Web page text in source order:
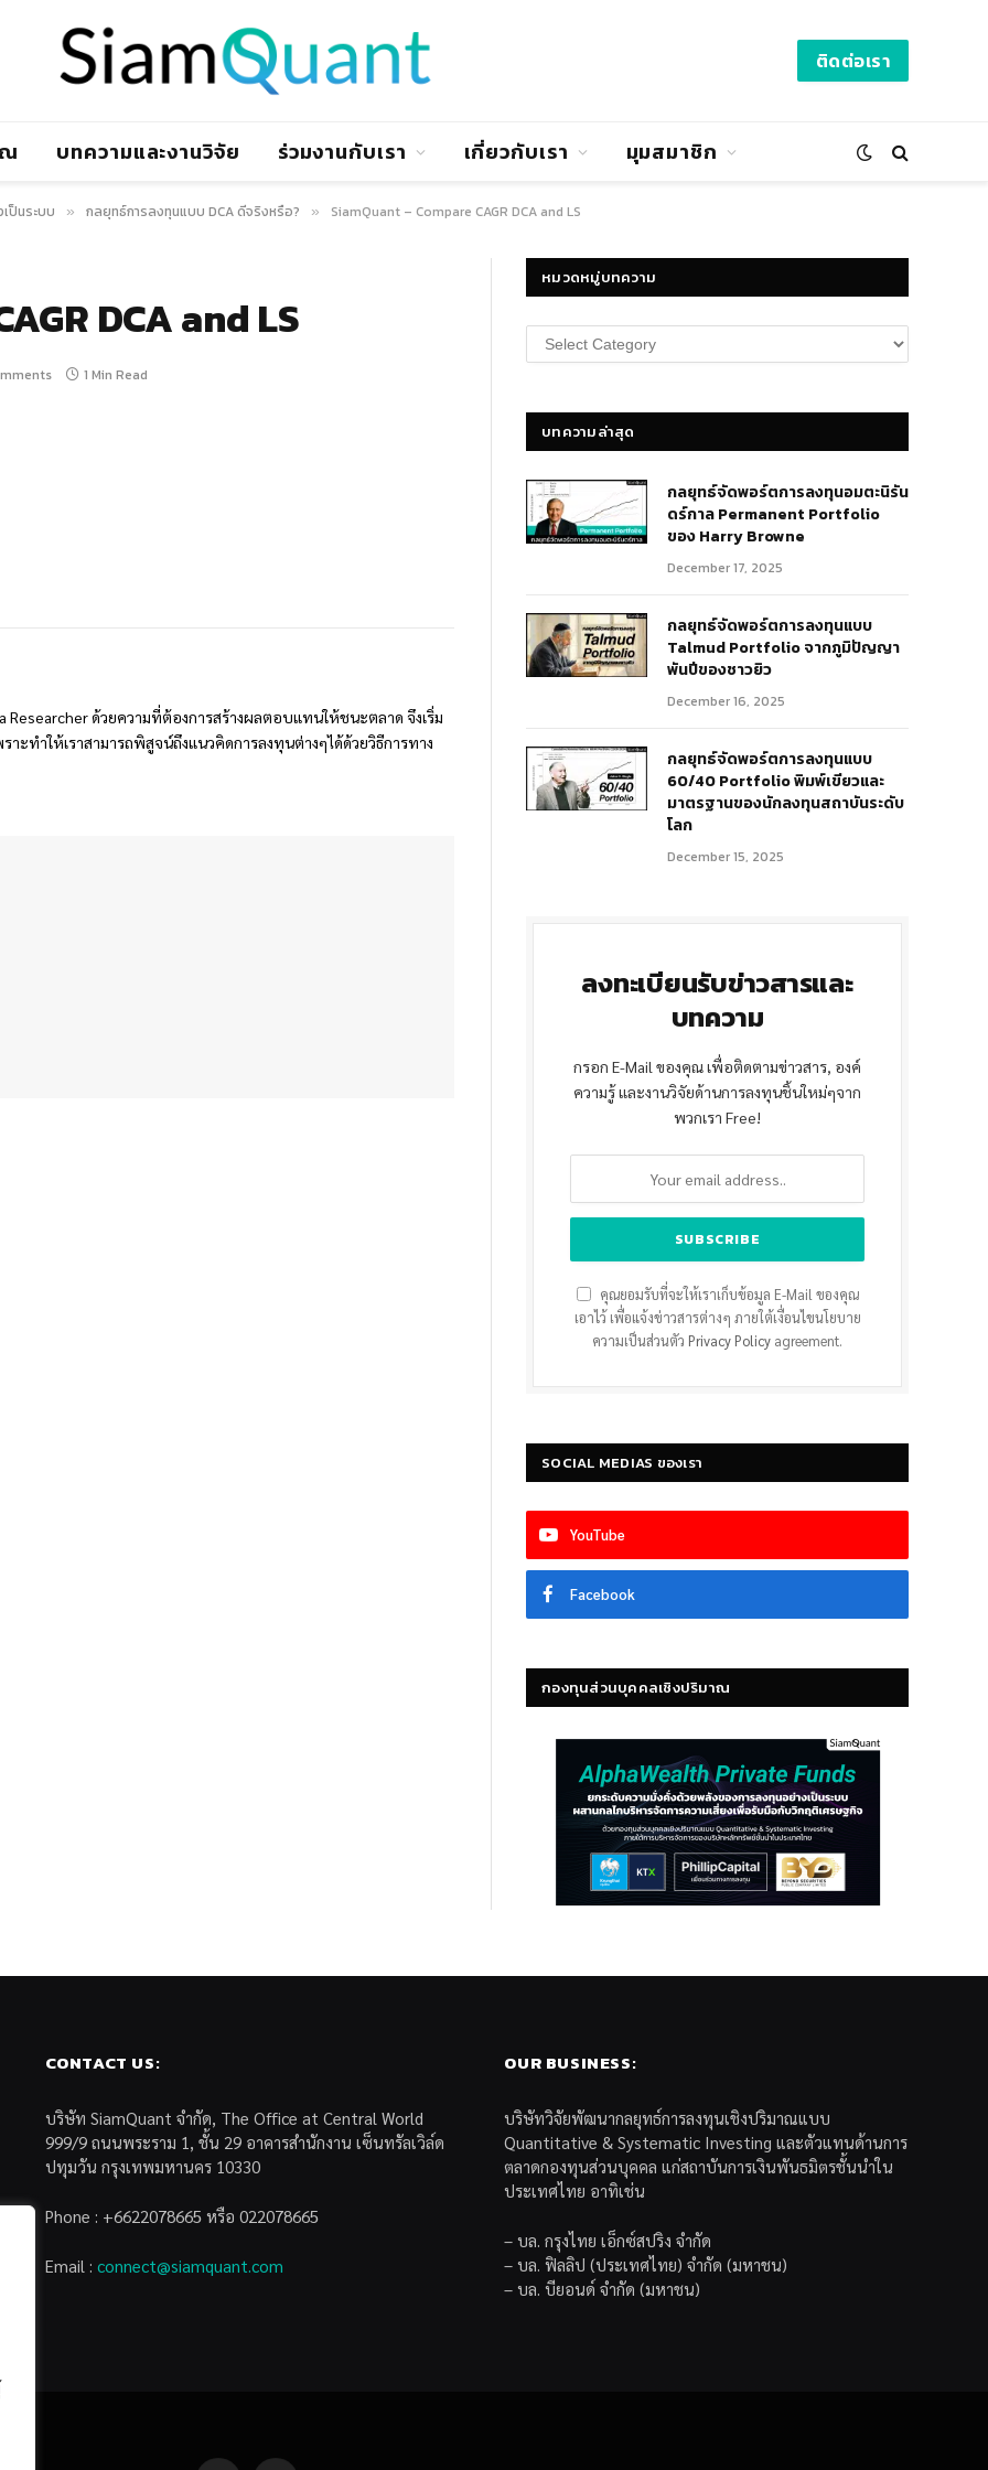
ติดต่อเรา
บทความและงานวิจัย ร่วมงานกับเรา เกี่ยวกับเรา มุมสมาชิก
ป็นระบบ » กลยุทธ์การลงทุนแบบ DCA ดีจริงหรือ? » SiamQuant – Compare CAGR DCA and LS
DCA and LS
1 Min Read
Researcher ด้วยความที่ต้องการสร้างผลตอบแทนให้ชนะตลาด จึงเริ่ม
ะทำให้เราสามารถพิสูจน์ถึงแนวคิดการลงทุนต่างๆได้ด้วยวิธีการทาง
หมวดหมู่บทความ
หมวด
หมู่
บทความล่าสุด
กลยุทธ์​จัดพอร์ตการลงทุนอมตะนิรัน
ดร์กาล Permanent Portfolio
ของ Harry Browne
December 17, 2025
กลยุทธ์จัดพอร์ตการลงทุนแบบ
Talmud Portfolio จากภูมิปัญญา
พันปีของชาวยิว
December 16, 2025
กลยุทธ์จัดพอร์ตการลงทุนแบบ
60/40 Portfolio พิมพ์เขียวและ
มาตรฐานของนักลงทุนสถาบันระดับ
โลก
December 15, 2025
ลงทะเบียนรับข่าวสารและ
บทความ
กรอก E-Mail ของคุณ เพื่อติดตามข่าวสาร, องค์
ความรู้ และงานวิจัยด้านการลงทุนชิ้นใหม่ๆจาก
พวกเรา Free!
คุณยอมรับที่จะให้เราเก็บข้อมูล E-Mail ของคุณ
เอาไว้ เพื่อแจ้งข่าวสารต่างๆ ภายใต้เงื่อนไขนโยบาย
ความเป็นส่วนตัว Privacy Policy agreement.
SOCIAL MEDIAS ของเรา
YouTube
Facebook
กองทุนส่วนบุคคลเชิงปริมาณ
CONTACT US:
บริษัท SiamQuant จำกัด, The Office at Central World
999/9 ถนนพระราม 1, ชั้น 29 อาคารสำนักงาน เซ็นทรัลเวิล์ด
ปทุมวัน กรุงเทพมหานคร 10330
Phone : +6622078665 หรือ 022078665
Email : connect@siamquant.com
OUR BUSINESS:
บริษัทวิจัยพัฒนากลยุทธ์การลงทุนเชิงปริมาณแบบ
Quantitative & Systematic Investing และตัวแทนด้านการ
ตลาดกองทุนส่วนบุคคล แก่สถาบันการเงินพันธมิตรชั้นนำใน
ประเทศไทย อาทิเช่น
– บล. กรุงไทย เอ็กซ์สปริง จำกัด
– บล. ฟิลลิป (ประเทศไทย) จำกัด (มหาชน)
– บล. บียอนด์ จำกัด (มหาชน)